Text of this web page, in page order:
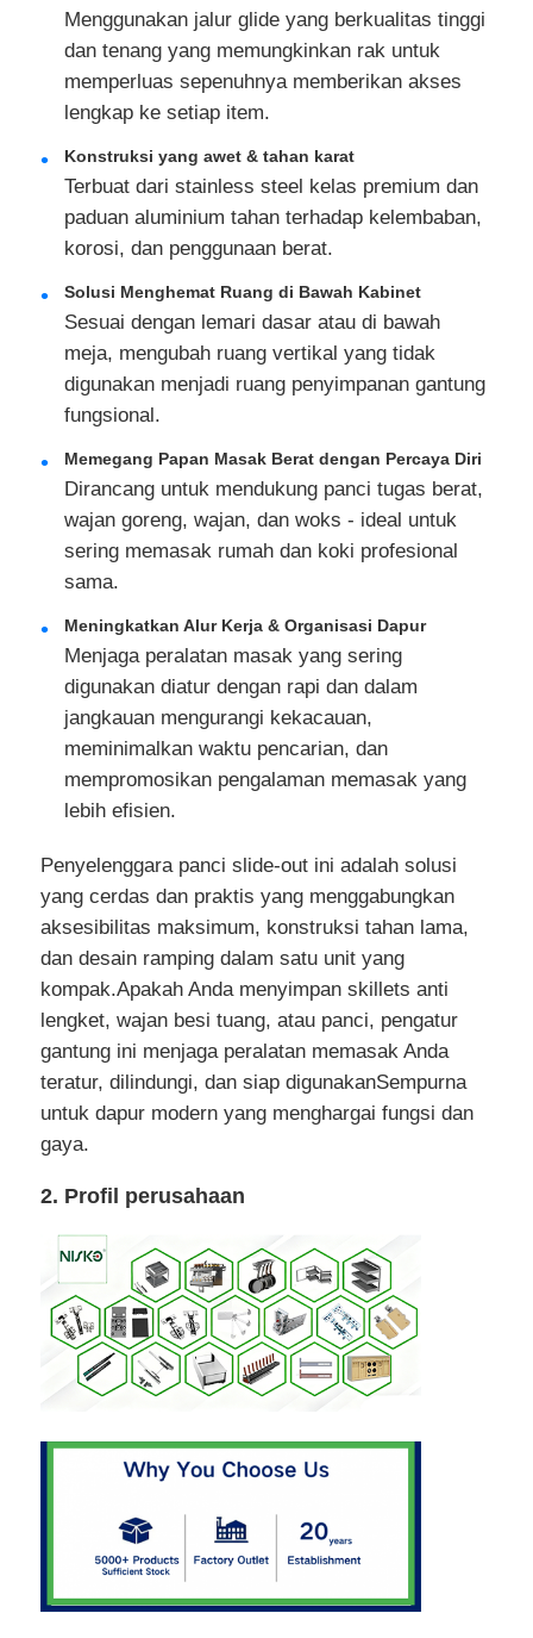
Tentang kita
Wisata pabrik
Kontrol kualitas
Hubungi kami
Berita
Semua Kasus
Quote request suatu
Engsel pintu kabinet
Rel Pemandu Laci
Solusi penyimpanan dapur
Organisasi lemari
Kabinet Hanging Bracket
Perlengkapan Flap
perlengkapan lemari
Kolam Renang dan Keran Dapur
Tray peralatan makan
Lampu LED Kabinet
Tempat Sampah Dapur
wadah beras
Menggunakan jalur glide yang berkualitas tinggi
dan tenang yang memungkinkan rak untuk
memperluas sepenuhnya memberikan akses
lengkap ke setiap item.
Konstruksi yang awet & tahan karat
Terbuat dari stainless steel kelas premium dan
paduan aluminium tahan terhadap kelembaban,
korosi, dan penggunaan berat.
Solusi Menghemat Ruang di Bawah Kabinet
Sesuai dengan lemari dasar atau di bawah
meja, mengubah ruang vertikal yang tidak
digunakan menjadi ruang penyimpanan gantung
fungsional.
Memegang Papan Masak Berat dengan Percaya Diri
Dirancang untuk mendukung panci tugas berat,
wajan goreng, wajan, dan woks - ideal untuk
sering memasak rumah dan koki profesional
sama.
Meningkatkan Alur Kerja & Organisasi Dapur
Menjaga peralatan masak yang sering
digunakan diatur dengan rapi dan dalam
jangkauan mengurangi kekacauan,
meminimalkan waktu pencarian, dan
mempromosikan pengalaman memasak yang
lebih efisien.
Penyelenggara panci slide-out ini adalah solusi
yang cerdas dan praktis yang menggabungkan
aksesibilitas maksimum, konstruksi tahan lama,
dan desain ramping dalam satu unit yang
kompak.Apakah Anda menyimpan skillets anti
lengket, wajan besi tuang, atau panci, pengatur
gantung ini menjaga peralatan memasak Anda
teratur, dilindungi, dan siap digunakanSempurna
untuk dapur modern yang menghargai fungsi dan
gaya.
2. Profil perusahaan